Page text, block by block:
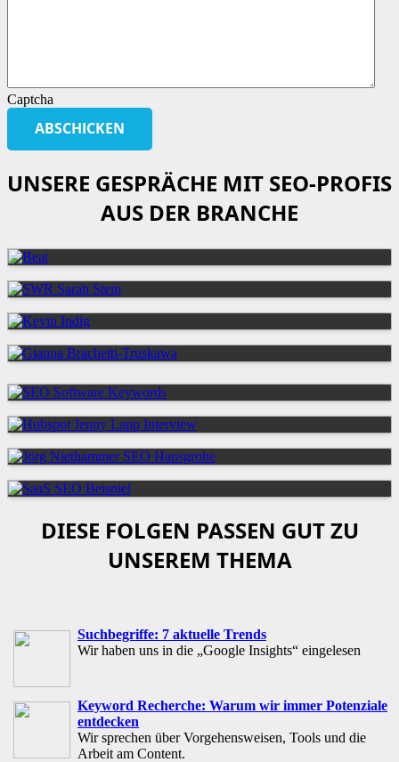
Captcha
UNSERE GESPRÄCHE MIT SEO-PROFIS
AUS DER BRANCHE
DIESE FOLGEN PASSEN GUT ZU
UNSEREM THEMA
Suchbegriffe: 7 aktuelle Trends
Wir haben uns in die „Google Insights“ eingelesen
Keyword Recherche: Warum wir immer Potenziale
entdecken
Wir sprechen über Vorgehensweisen, Tools und die
Arbeit am Content.